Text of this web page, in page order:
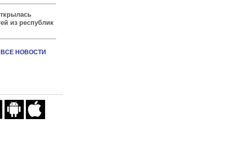
из республик
ВСЕ НОВОСТИ